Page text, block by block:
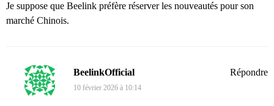
Je suppose que Beelink préfère réserver les nouveautés pour son
marché Chinois.
BeelinkOfficial
10 février 2026 à 10:14
Répondre